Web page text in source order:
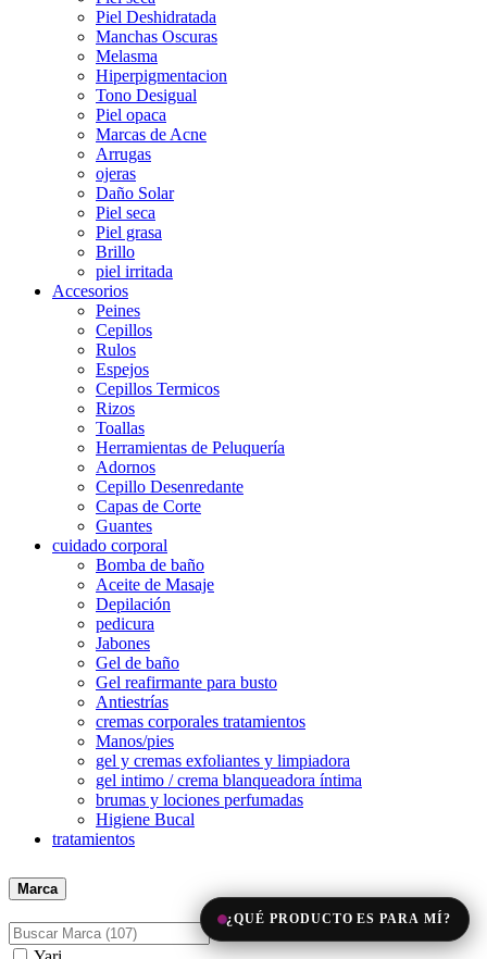
Piel Deshidratada
Manchas Oscuras
Melasma
Hiperpigmentacion
Tono Desigual
Piel opaca
Marcas de Acne
Arrugas
ojeras
Daño Solar
Piel seca
Piel grasa
Brillo
piel irritada
Accesorios
Peines
Cepillos
Rulos
Espejos
Cepillos Termicos
Rizos
Toallas
Herramientas de Peluquería
Adornos
Cepillo Desenredante
Capas de Corte
Guantes
cuidado corporal
Bomba de baño
Aceite de Masaje
Depilación
pedicura
Jabones
Gel de baño
Gel reafirmante para busto
Antiestrías
cremas corporales tratamientos
Manos/pies
gel y cremas exfoliantes y limpiadora
gel intimo / crema blanqueadora íntima
brumas y lociones perfumadas
Higiene Bucal
tratamientos
Marca
¿QUÉ PRODUCTO ES PARA MÍ?